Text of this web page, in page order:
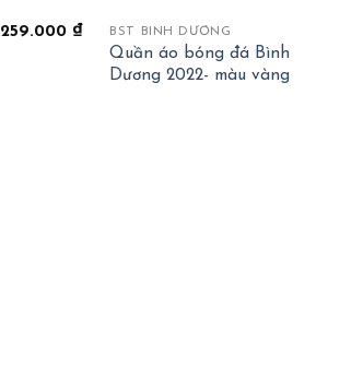
259.000 ₫ BST BÌNH DƯƠNG
Quần áo bóng đá Bình
Dương 2022- màu vàng